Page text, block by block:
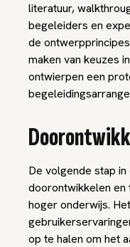
literatuur,
begeleiders en
de
maken van keuzes
ontwierpen een
De volgende stap
doorontwikkelen en
hoger onderwijs.
op te halen om het